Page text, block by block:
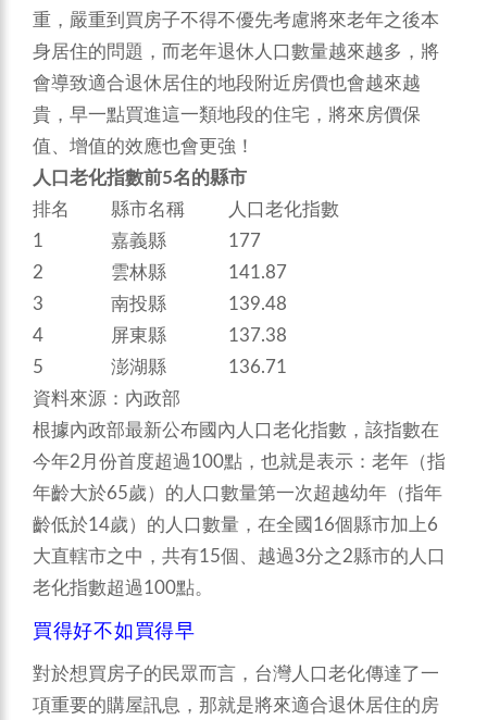
重，嚴重到買房子不得不優先考慮將來老年之後本
身居住的問題，而老年退休人口數量越來越多，將
會導致適合退休居住的地段附近房價也會越來越
貴，早一點買進這一類地段的住宅，將來房價保
值、增值的效應也會更強！
人口老化指數前5名的縣市
排名
縣市名稱
人口老化指數
1
嘉義縣
177
2
雲林縣
141.87
3
南投縣
139.48
4
屏東縣
137.38
5
澎湖縣
136.71
資料來源：內政部
根據內政部最新公布國內人口老化指數，該指數在
今年2月份首度超過100點，也就是表示：老年（指
年齡大於65歲）的人口數量第一次超越幼年（指年
齡低於14歲）的人口數量，在全國16個縣市加上6
大直轄市之中，共有15個、越過3分之2縣市的人口
老化指數超過100點。
買得好不如買得早
對於想買房子的民眾而言，台灣人口老化傳達了一
項重要的購屋訊息，那就是將來適合退休居住的房